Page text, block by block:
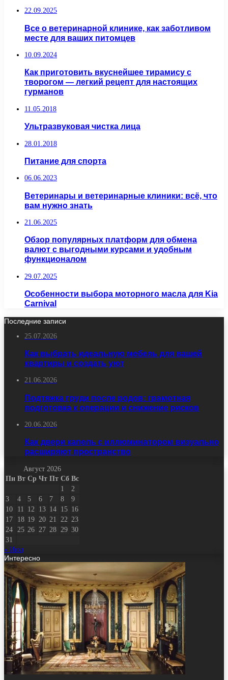
22.09.2025
Все о ветеринарной клинике, как заботливом
месте для ваших питомцев
10.09.2024
Как приготовить вкуснейшее тирамису с
творогом — легкий рецепт для настоящих
гурманов
11.05.2018
Ультразвуковая чистка лица
28.01.2018
Питание для спорта
06.06.2023
Ветеринары и ветеринарные клиники: всё, что
вам нужно знать
21.06.2025
Обзор популярных платформ для обмена
валют с выгодными курсами и удобным
функционалом
29.07.2025
Особенности выбора моторного масла для Kia
Carnival
Последние записи
25.07.2026
Как выбрать идеальную мебель для вашей
квартиры и создать уют
21.06.2026
Подтяжка груди после родов: грамотная
подготовка к операции и снижение рисков
20.06.2026
Как двери капель с иллюминатором визуально
расширяют пространство
Август 2026
Пн Вт Ср Чт Пт Сб Вс
1
2
3
4 5 6 7 8
9
10
11 12 13 14 15 16
17
18 19 20 21 22 23
24
25 26 27 28 29 30
31
« Июл
Интересно